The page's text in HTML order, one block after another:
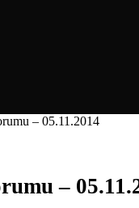
– 05.11.2014
–